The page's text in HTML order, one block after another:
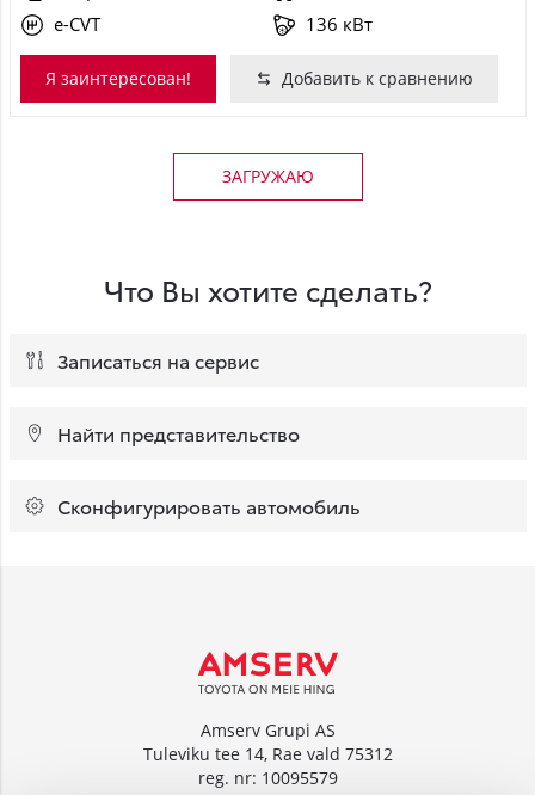
e-CVT
136 кВт
Я заинтересован! Добавить к сравнению
ЗАГРУЖАЮ
Что Вы хотите сделать?
Записаться на сервис
Найти представительство
Сконфигурировать автомобиль
Amserv Grupi AS
Tuleviku tee 14, Rae vald 75312
reg. nr: 10095579